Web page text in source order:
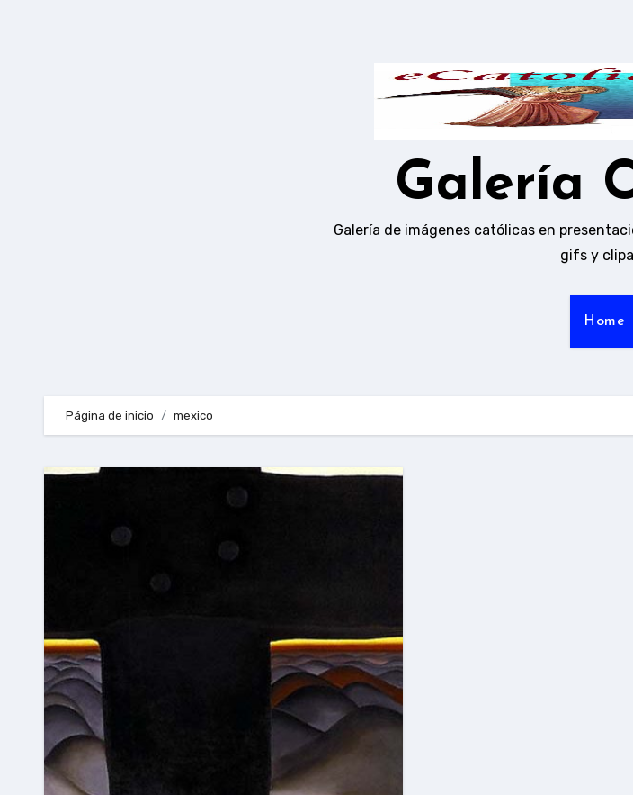
Galería
Galería de imágenes católicas en
gifs y
Home
Página de inicio mexico